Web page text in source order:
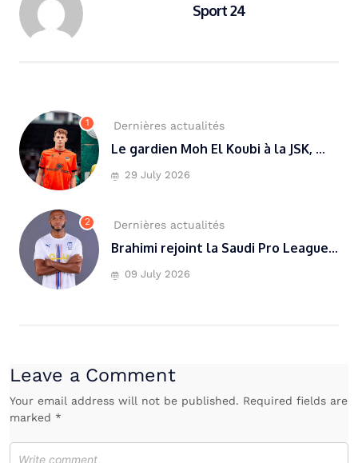
Sport 24
1 Dernières actualités
Le gardien Moh El Koubi à la JSK, ...
29 July 2026
2 Dernières actualités
Brahimi rejoint la Saudi Pro League...
09 July 2026
Leave a Comment
Your email address will not be published. Required fields are
marked *